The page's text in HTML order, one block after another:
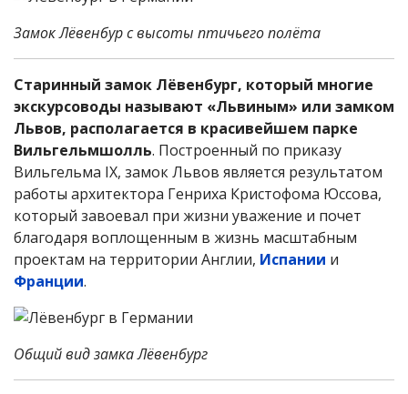
Замок Лёвенбур с высоты птичьего полёта
Старинный замок Лёвенбург, который многие
экскурсоводы называют «Львиным» или замком
Львов, располагается в красивейшем парке
Вильгельмшолль. Построенный по приказу
Вильгельма IX, замок Львов является результатом
работы архитектора Генриха Кристофома Юссова,
который завоевал при жизни уважение и почет
благодаря воплощенным в жизнь масштабным
проектам на территории Англии, Испании и
Франции.
Общий вид замка Лёвенбург